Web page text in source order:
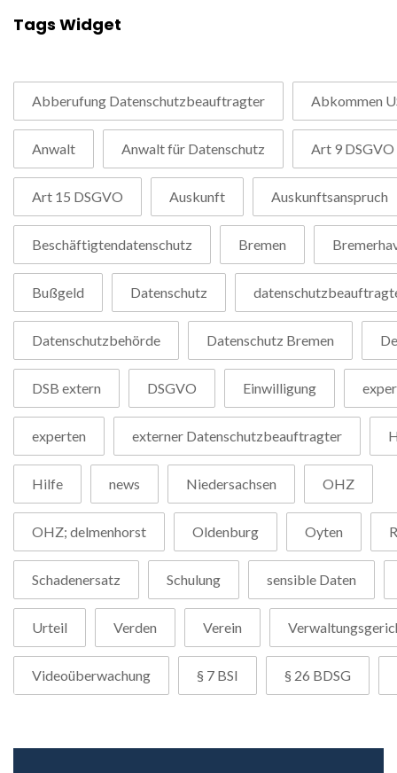
Tags Widget
Abberufung Datenschutzbeauftragter Abkommen
Anwalt Anwalt für Datenschutz Art 9 DSGVO
Art 15 DSGVO Auskunft Auskunftsanspruch
Beschäftigtendatenschutz Bremen
Bußgeld Datenschutz
Datenschutzbehörde Datenschutz Bremen
DSB extern DSGVO Einwilligung
experten externer Datenschutzbeauftragter
Hilfe news Niedersachsen OHZ
OHZ; delmenhorst Oldenburg Oyten
Schadenersatz Schulung sensible Daten
Urteil Verden Verein
Videoüberwachung § 7 BSI § 26 BDSG